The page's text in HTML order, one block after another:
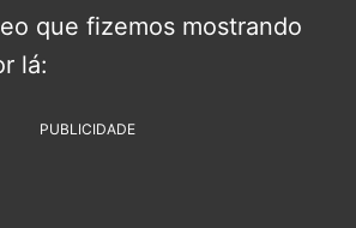
que fizemos mostrando
lá:
PUBLICIDADE